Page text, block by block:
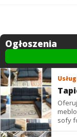
Ogłoszenia